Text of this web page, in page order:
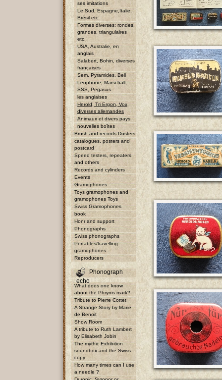
ses imitations
Le Sud, Espagne,Italie;
Brésil etc.
Formes diverses: rondes,
grandes, triangulaires
etc.
USA, Australie, en
anglais
Salabert, Bohin, diverses
françaises
Sem, Pyramides, Bell
Leophone, Marschall,
SSS, Pegasus
les anglaises
Herold, Tri Ergon, Vox,
diverses allemandes
Animaux et divers pays
nouvelles boîtes
Brush and records Dusters
catalogues, posters and
postcard
Speed testers, repeaters
and others
Records and cylinders
Events
Gramophones
Toys gramophones and
gramophones Toys
Swiss Gramophones
book
Honr and support
Phonographs
Swiss phonographs
Portables/travelling
gramophones
Reproducers
Phonograph
echo
What does one know
about the Phrynis mark?
Tribute to Pierre Cottet
A Strange Story by Marie
de Benoit
Show Room
A tribute to Ruth Lambert
by Elisabeth Jobin
The mythic Exhibition
soundbox and the Swiss
copy
How many times can I use
a needle ?